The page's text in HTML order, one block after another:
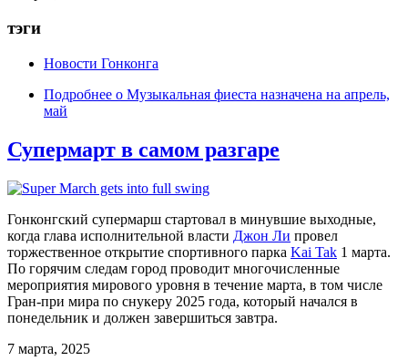
тэги
Новости Гонконга
Подробнее о Музыкальная фиеста назначена на апрель,
май
Супермарт в самом разгаре
Гонконгский супермарш стартовал в минувшие выходные,
когда глава исполнительной власти Джон Ли провел
торжественное открытие спортивного парка Kai Tak 1 марта.
По горячим следам город проводит многочисленные
мероприятия мирового уровня в течение марта, в том числе
Гран-при мира по снукеру 2025 года, который начался в
понедельник и должен завершиться завтра.
7 марта, 2025